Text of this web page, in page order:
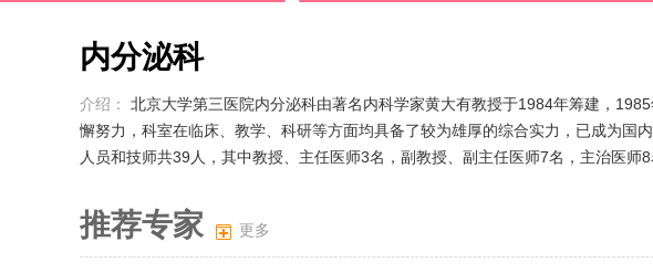
内分泌科
介绍：
北京大学第三医院内分泌科由著名内科学家黄大有教授于1984年筹建，
懈努力，科室在临床、教学、科研等方面均具备了较为雄厚的综合实力，已成为国
人员和技师共39人，其中教授、主任医师3名，副教授、副主任医师7名，主治医
推荐专家 更多